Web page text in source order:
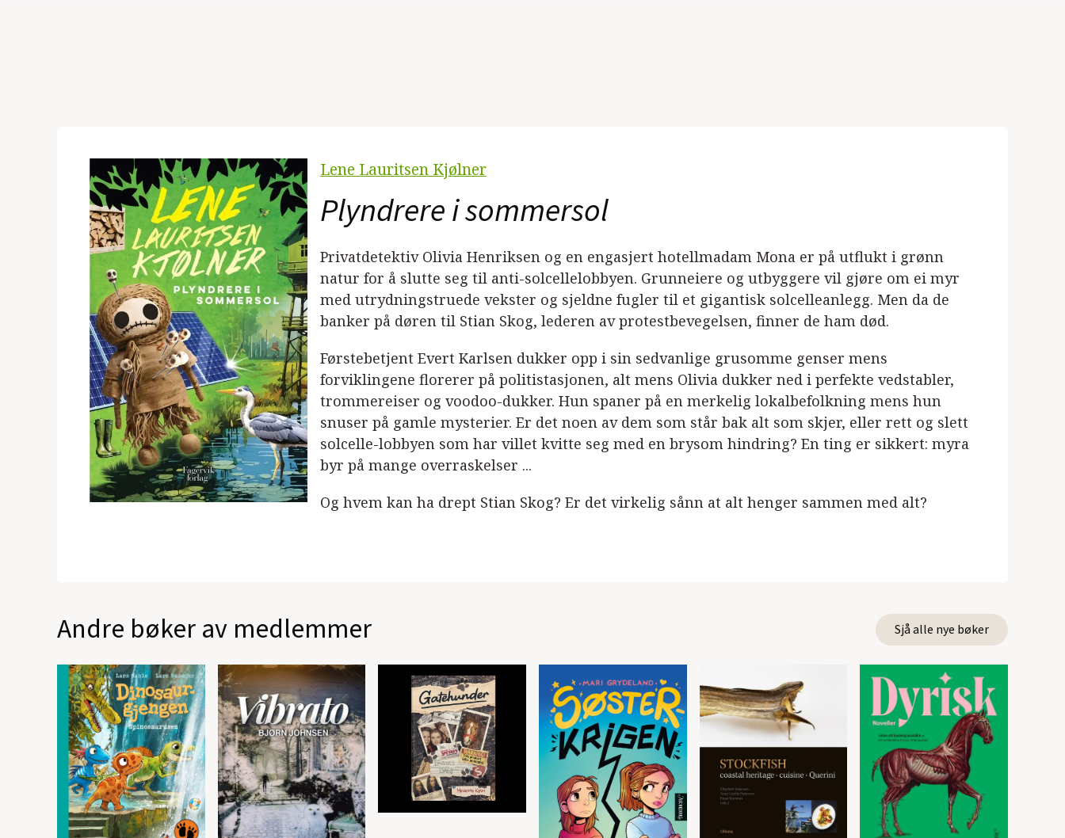
Lene Lauritsen Kjølner
Plyndrere i sommersol
Privatdetektiv Olivia Henriksen og en engasjert hotellmadam Mona er på utflukt i grønn
natur for å slutte seg til anti-solcellelobbyen. Grunneiere og utbyggere vil gjøre om ei myr
med utrydningstruede vekster og sjeldne fugler til et gigantisk solcelleanlegg. Men da de
banker på døren til Stian Skog, lederen av protestbevegelsen, finner de ham død.
Førstebetjent Evert Karlsen dukker opp i sin sedvanlige grusomme genser mens
forviklingene florerer på politistasjonen, alt mens Olivia dukker ned i perfekte vedstabler,
trommereiser og voodoo-dukker. Hun spaner på en merkelig lokalbefolkning mens hun
snuser på gamle mysterier. Er det noen av dem som står bak alt som skjer, eller rett og slett
solcelle-lobbyen som har villet kvitte seg med en brysom hindring? En ting er sikkert: myra
byr på mange overraskelser ...
Og hvem kan ha drept Stian Skog? Er det virkelig sånn at alt henger sammen med alt?
Andre bøker av medlemmer Sjå alle nye bøker